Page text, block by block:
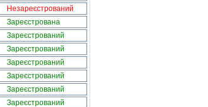
Незареєстрований
Зареєстрована
Зареєстрований
Зареєстрований
Зареєстрований
Зареєстрований
Зареєстрований
Зареєстрований